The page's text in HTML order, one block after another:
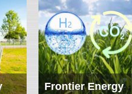
Frontier Energy